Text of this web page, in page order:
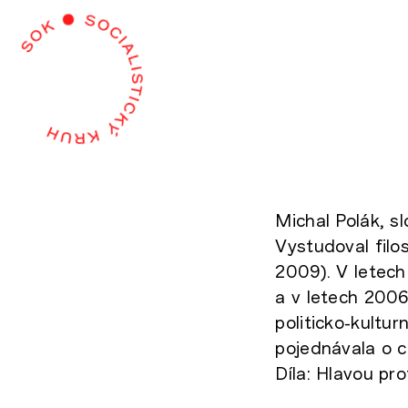
Michal Polák,
Vystudoval
2009). V
a v letech
politicko-
pojednávala o
Díla: Hlavou